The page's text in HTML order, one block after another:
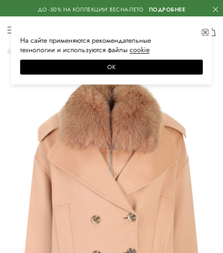
ДО -50% НА КОЛЛЕКЦИИ ВЕСНА-ЛЕТО ПОДРОБНЕЕ
Главная Женская Одежда Верхняя одежда Пальто
На сайте применяются рекомендательные
технологии и используются файлысооkiе
ОК